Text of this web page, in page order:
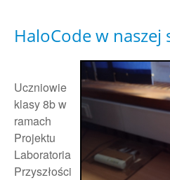
HaloCode w naszej
Uczniowie
klasy 8b w
ramach
Projektu
Laboratoria
Przyszłości